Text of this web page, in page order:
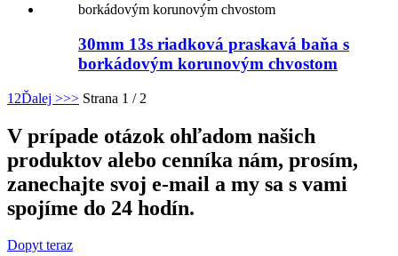
30mm 13s riadková praskavá baňa s
borkádovým korunovým chvostom
1 2Ďalej >>> Strana 1 / 2
V prípade otázok ohľadom našich
produktov alebo cenníka nám, prosím,
zanechajte svoj e-mail a my sa s vami
spojíme do 24 hodín.
Dopyt teraz